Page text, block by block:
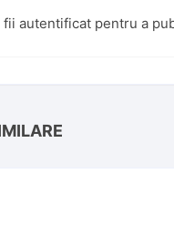
fiiautentificat pentru a